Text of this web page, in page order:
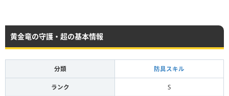
黄金竜の守護・超の基本情報
分類 防具スキル
ランク S